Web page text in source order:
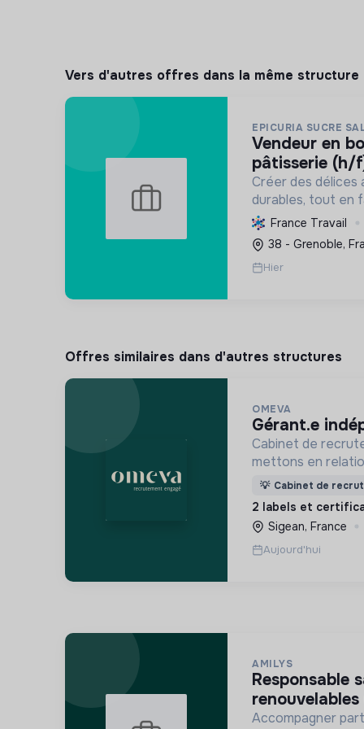
Vers d'autres offres dans la même structure
EPICURIA SUCRE
vendeur en boulangerie-
pâtisserie (h/
Créer des délices
durables, tout en
développement
expérience
France Travail
38 - Grenoble,
Hier
Offres similaires dans d'autres structures
OMEVA
gérant.e
Cabinet de
mettons en
soucieuses de
ensemble pour un
💡 Cabinet de
2 labels et
Sigean, France
Aujourd'hui
AMILYS
responsable sav cvc - énergies
Accompagner